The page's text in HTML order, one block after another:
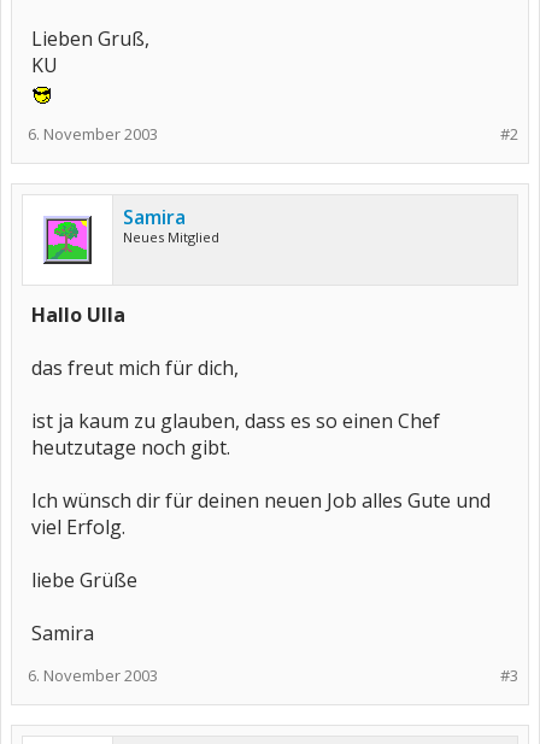
Lieben Gruß,
KU
#2
6. November 2003
Samira
Neues Mitglied
Hallo Ulla
das freut mich für dich,
ist ja kaum zu glauben, dass es so einen Chef
heutzutage noch gibt.
Ich wünsch dir für deinen neuen Job alles Gute und
viel Erfolg.
liebe Grüße
Samira
#3
6. November 2003